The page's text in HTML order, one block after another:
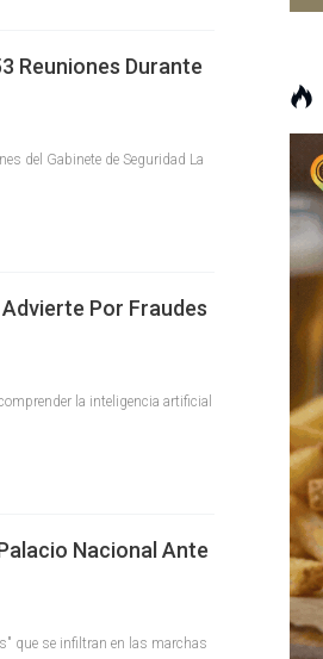
Reuniones Durante
del Gabinete de Seguridad La
Por Fraudes
la inteligencia artificial
Nacional Ante
que se infiltran en las marchas